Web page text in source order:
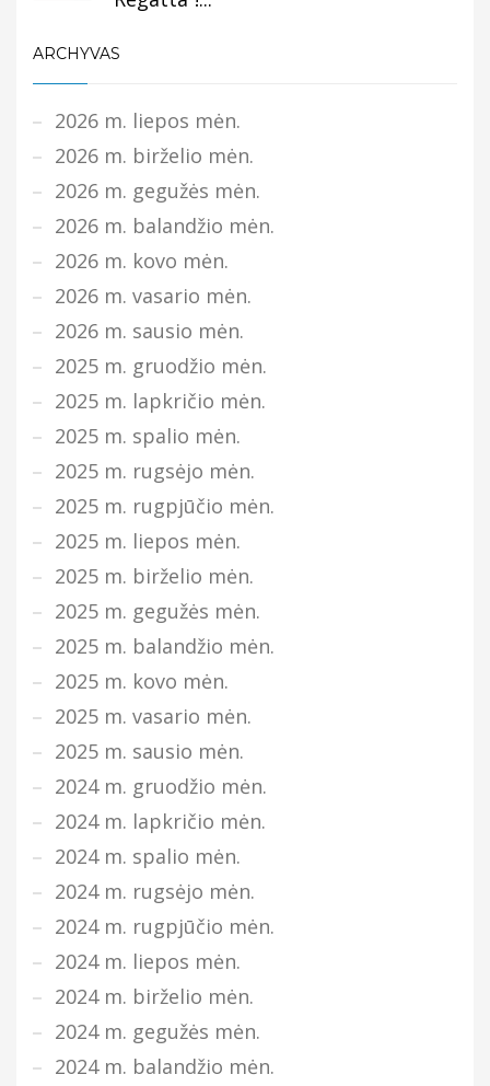
ARCHYVAS
2026 m. liepos mėn.
2026 m. birželio mėn.
2026 m. gegužės mėn.
2026 m. balandžio mėn.
2026 m. kovo mėn.
2026 m. vasario mėn.
2026 m. sausio mėn.
2025 m. gruodžio mėn.
2025 m. lapkričio mėn.
2025 m. spalio mėn.
2025 m. rugsėjo mėn.
2025 m. rugpjūčio mėn.
2025 m. liepos mėn.
2025 m. birželio mėn.
2025 m. gegužės mėn.
2025 m. balandžio mėn.
2025 m. kovo mėn.
2025 m. vasario mėn.
2025 m. sausio mėn.
2024 m. gruodžio mėn.
2024 m. lapkričio mėn.
2024 m. spalio mėn.
2024 m. rugsėjo mėn.
2024 m. rugpjūčio mėn.
2024 m. liepos mėn.
2024 m. birželio mėn.
2024 m. gegužės mėn.
2024 m. balandžio mėn.